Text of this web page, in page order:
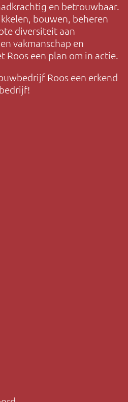
en betrouwbaar.
bouwen, beheren
diversiteit aan
vakmanschap en
Roos een plan om in actie.
Roos een erkend